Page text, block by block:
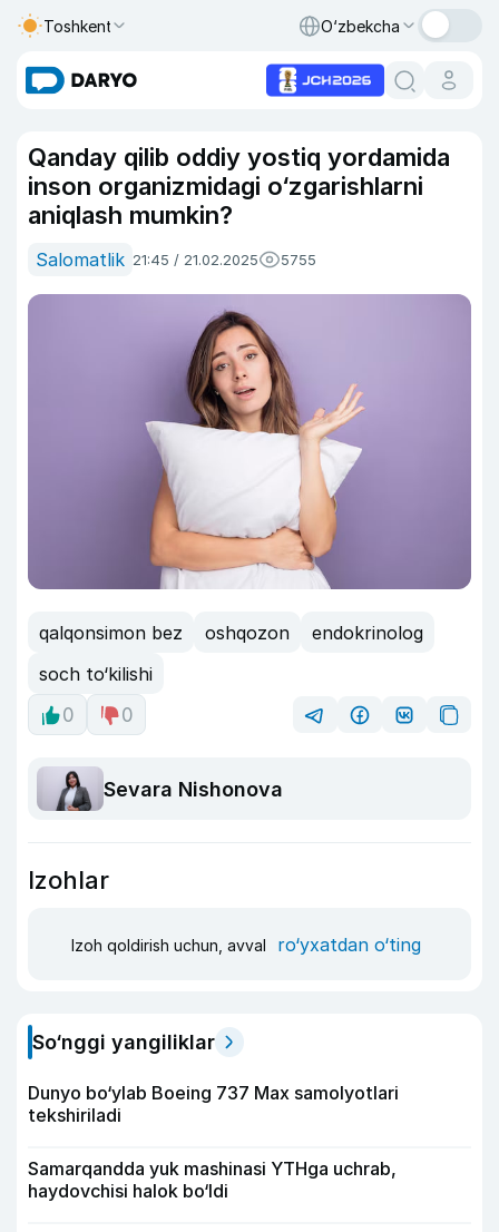
Toshkent O‘zbekcha
Qanday qilib oddiy yostiq yordamida
inson organizmidagi o‘zgarishlarni
aniqlash mumkin?
Salomatlik 21:45 / 21.02.2025 5755
qalqonsimon bez oshqozon
endokrinolog
soch to‘kilishi
0
0
Sevara Nishonova
Izohlar
Izoh qoldirish uchun, avval ro‘yxatdan o‘ting
So‘nggi yangiliklar
Dunyo bo‘ylab Boeing 737 Max samolyotlari
tekshiriladi
Samarqandda yuk mashinasi YTHga uchrab,
haydovchisi halok bo‘ldi